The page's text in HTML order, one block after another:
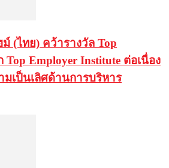
ม์ (ไทย) คว้ารางวัล Top
Top Employer Institute ต่อเนื่อง
เป็นเลิศด้านการบริหาร